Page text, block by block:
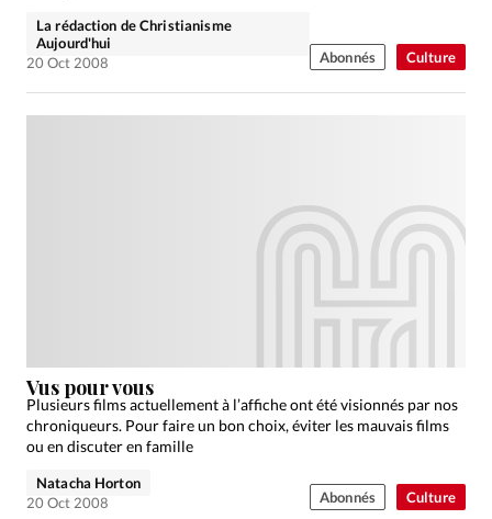
RUBRIQUES
Tous les articles
Actualité chrétienne
Dossier
Eglises Foi Génération réveil
Culture
La rédaction de Christianisme
Aujourd'hui
20 Oct 2008
Abonnés
Culture
Vus pour vous
Plusieurs films actuellement à l’affiche ont été visionnés par nos
chroniqueurs. Pour faire un bon choix, éviter les mauvais films
ou en discuter en famille
Natacha Horton
20 Oct 2008
Abonnés